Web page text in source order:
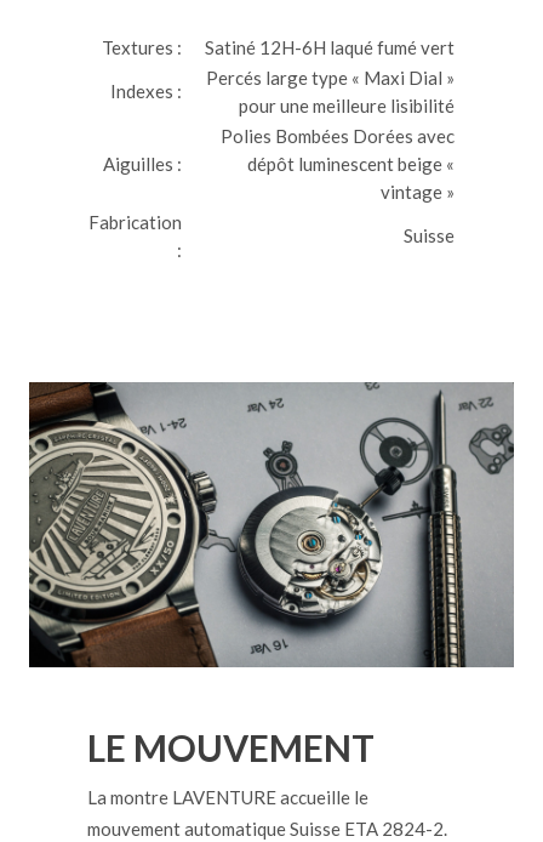
Textures :
Satiné 12H-6H laqué fumé vert
Indexes :
Percés large type « Maxi Dial »
pour une meilleure lisibilité
Aiguilles :
Polies Bombées Dorées avec
dépôt luminescent beige «
vintage »
Fabrication
:
Suisse
LE MOUVEMENT
La montre LAVENTURE accueille le
mouvement automatique Suisse ETA 2824-2.